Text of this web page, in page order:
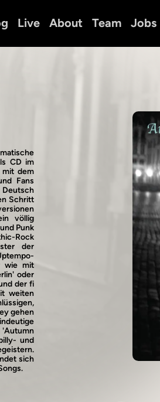
Live About Team Jobs
CD im
mit dem
Fans
Schritt
völlig
Punk
Rock
der
wie mit
oder
der fi
weiten
gehen
und
sich